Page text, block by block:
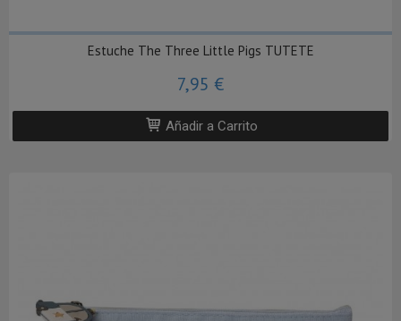
Estuche The Three Little Pigs TUTETE
7,95 €
Añadir a Carrito